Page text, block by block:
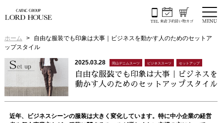
ホーム
自由な服装でも印象は大事｜ビジネスを動かす人のためのセットア
ップスタイル
2025.03.28 岡山デニムスーツ ビジネススーツ セットアップ
自由な服装でも印象は大事｜ビジネスを
動かす人のためのセットアップスタイル
近年、ビジネスシーンの服装は大きく変化しています。特に中小企業の経営